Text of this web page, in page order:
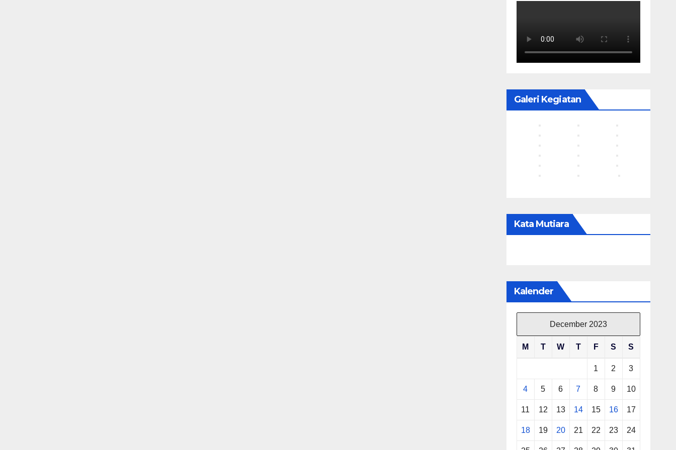
Galeri Kegiatan
Kata Mutiara
Kalender
December 2023
M T W T F S S
1 2 3
4 5 6 7 8 9 10
11 12 13 14 15 16 17
18 19 20 21 22 23 24